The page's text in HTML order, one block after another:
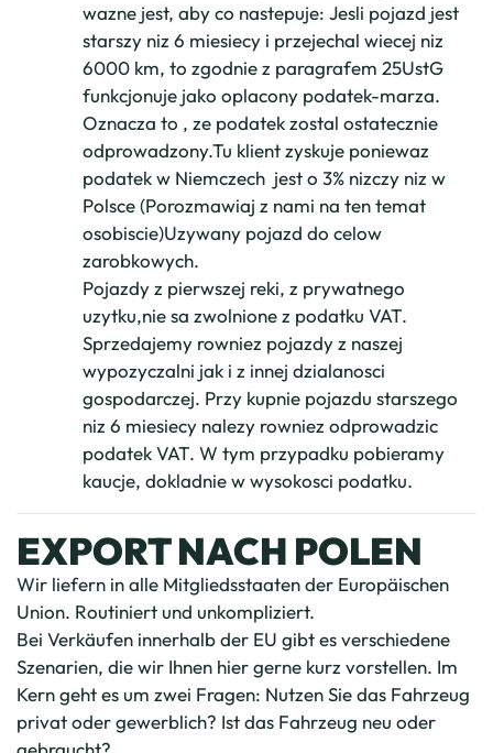
wazne jest, aby co nastepuje: Jesli pojazd jest
starszy niz 6 miesiecy i przejechal wiecej niz
6000 km, to zgodnie z paragrafem 25UstG
funkcjonuje jako oplacony podatek-marza.
Oznacza to , ze podatek zostal ostatecznie
odprowadzony.Tu klient zyskuje poniewaz
podatek w Niemczech jest o 3% nizczy niz w
Polsce (Porozmawiaj z nami na ten temat
osobiscie)Uzywany pojazd do celow
zarobkowych.
Pojazdy z pierwszej reki, z prywatnego
uzytku,nie sa zwolnione z podatku VAT.
Sprzedajemy rowniez pojazdy z naszej
wypozyczalni jak i z innej dzialanosci
gospodarczej. Przy kupnie pojazdu starszego
niz 6 miesiecy nalezy rowniez odprowadzic
podatek VAT. W tym przypadku pobieramy
kaucje, dokladnie w wysokosci podatku.
EXPORT NACH POLEN
Wir liefern in alle Mitgliedsstaaten der Europäischen
Union. Routiniert und unkompliziert.
Bei Verkäufen innerhalb der EU gibt es verschiedene
Szenarien, die wir Ihnen hier gerne kurz vorstellen. Im
Kern geht es um zwei Fragen: Nutzen Sie das Fahrzeug
privat oder gewerblich? Ist das Fahrzeug neu oder